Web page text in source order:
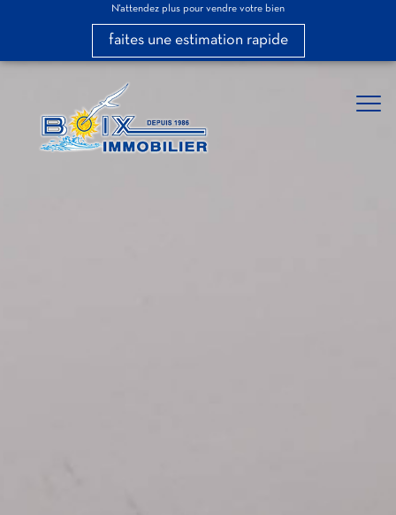
N'attendez plus pour vendre votre bien
faites une estimation rapide